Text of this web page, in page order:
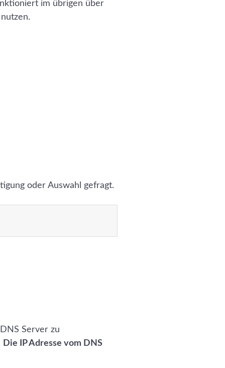
im übrigen über
oder Auswahl gefragt.
Server zu
Die IP Adresse vom DNS